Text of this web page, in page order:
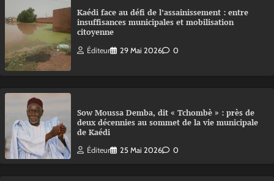
Kaédi face au défi de l’assainissement : entre
insuffisances municipales et mobilisation
citoyenne
Éditeur 29 Mai 2026 0
Sow Moussa Demba, dit « Tchombè » : près de
deux décennies au sommet de la vie municipale
de Kaédi
Éditeur 25 Mai 2026 0